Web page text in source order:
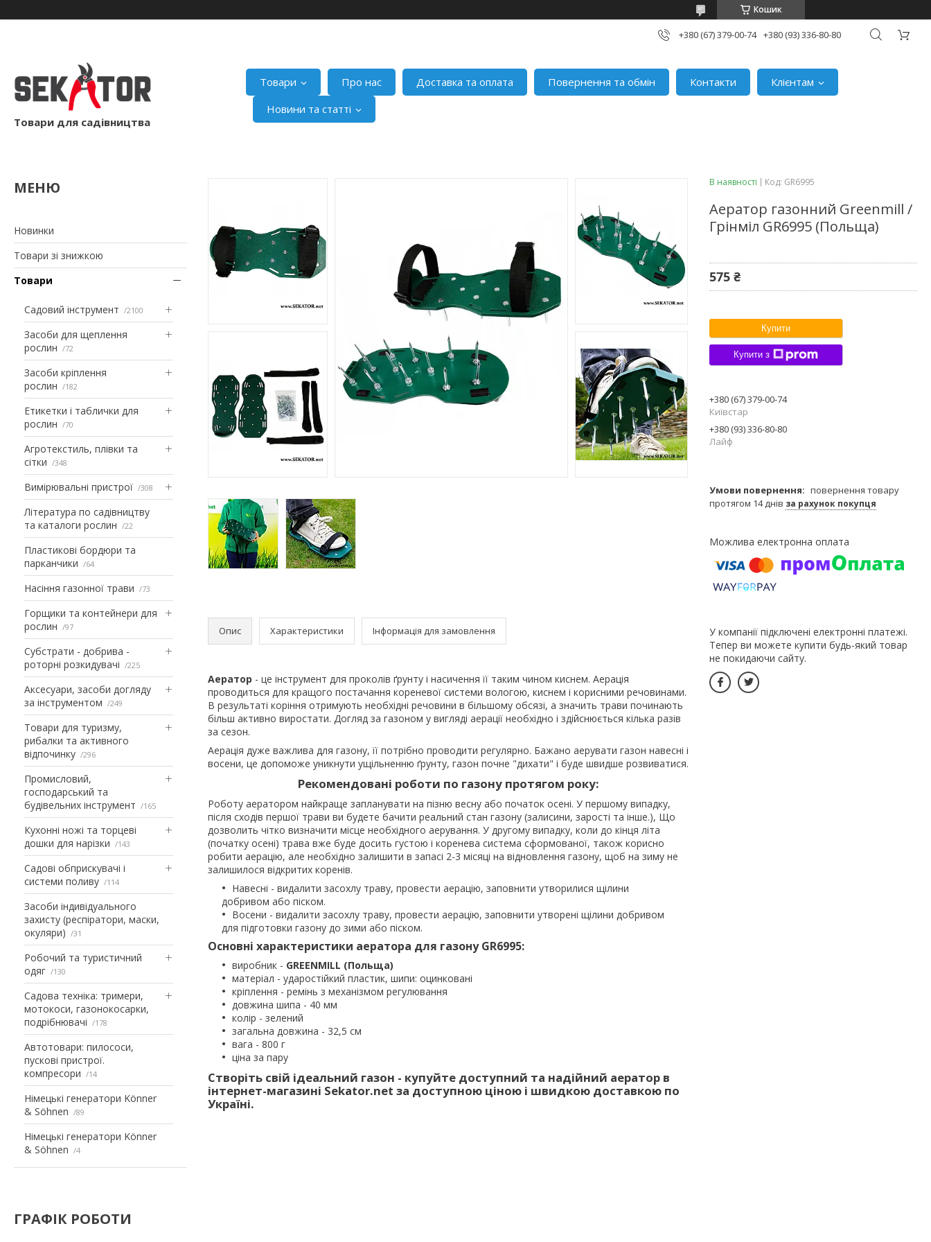
Кошик
+380 (67) 379-00-74 +380 (93) 336-80-80
Товари для садівництва
Товари Про нас Доставка та оплата Повернення та обмін Контакти
Клієнтам
Новини та статті
Новинки
Товари зі знижкою
Товари
Садовий інструмент 2100
Засоби для щеплення
рослин
72
Засоби кріплення
рослин
182
Етикетки і таблички для
рослин
70
Агротекстиль, плівки та
сітки
348
Вимірювальні пристрої 308
Література по садівництву
та каталоги рослин
22
Пластикові бордюри та
парканчики
64
Насіння газонної трави 73
Горщики та контейнери для
рослин
97
Субстрати - добрива -
роторні розкидувачі
225
Аксесуари, засоби догляду
за інструментом
249
Товари для туризму,
рибалки та активного
відпочинку
296
Промисловий,
господарський та
будівельних інструмент
165
Кухонні ножі та торцеві
дошки для нарізки
143
Садові обприскувачі і
системи поливу
114
Засоби індивідуального
захисту (респіратори, маски,
окуляри)
31
Робочий та туристичний
одяг
130
Садова техніка: тримери,
мотокоси, газонокосарки,
подрібнювачі
178
Автотовари: пилососи,
пускові пристрої.
компресори
14
Німецькі генератори Könner
& Söhnen
89
Німецькі генератори Könner
& Söhnen
4
ГРАФІК РОБОТИ
Опис Характеристики Інформація для замовлення
Аератор - це інструмент для проколів ґрунту і насичення її таким чином киснем. Аерація
проводиться для кращого постачання кореневої системи вологою, киснем і корисними речовинами.
В результаті коріння отримують необхідні речовини в більшому обсязі, а значить трави починають
більш активно виростати. Догляд за газоном у вигляді аерації необхідно і здійснюється кілька разів
за сезон.
Аерація дуже важлива для газону, її потрібно проводити регулярно. Бажано аерувати газон навесні і
восени, це допоможе уникнути ущільненню ґрунту, газон почне "дихати" і буде швидше розвиватися.
Рекомендовані роботи по газону протягом року:
Роботу аератором найкраще запланувати на пізню весну або початок осені. У першому випадку,
після сходів першої трави ви будете бачити реальний стан газону (залисини, зарості та інше.), Що
дозволить чітко визначити місце необхідного аерування. У другому випадку, коли до кінця літа
(початку осені) трава вже буде досить густою і коренева система сформованої, також корисно
робити аерацію, але необхідно залишити в запасі 2-3 місяці на відновлення газону, щоб на зиму не
залишилося відкритих коренів.
Навесні - видалити засохлу траву, провести аерацію, заповнити утворилися щілини
добривом або піском.
Восени - видалити засохлу траву, провести аерацію, заповнити утворені щілини добривом
для підготовки газону до зими або піском.
Основні характеристики аератора для газону GR6995:
виробник - GREENMILL (Польща)
матеріал - ударостійкий пластик, шипи: оцинковані
кріплення - ремінь з механізмом регулювання
довжина шипа - 40 мм
колір - зелений
загальна довжина - 32,5 см
вага - 800 г
ціна за пару
Створіть свій ідеальний газон - купуйте доступний та надійний аератор в
інтернет-магазині Sekator.net за доступною ціною і швидкою доставкою по
Україні.
В наявності Код: GR6995
Аератор газонний Greenmill /
Грінміл GR6995 (Польща)
575 ₴
Купити
Купити з
+380 (67) 379-00-74
Київстар
+380 (93) 336-80-80
Лайф
повернення товару
протягом 14 днів за рахунок покупця
У компанії підключені електронні платежі.
Тепер ви можете купити будь-який товар
не покидаючи сайту.